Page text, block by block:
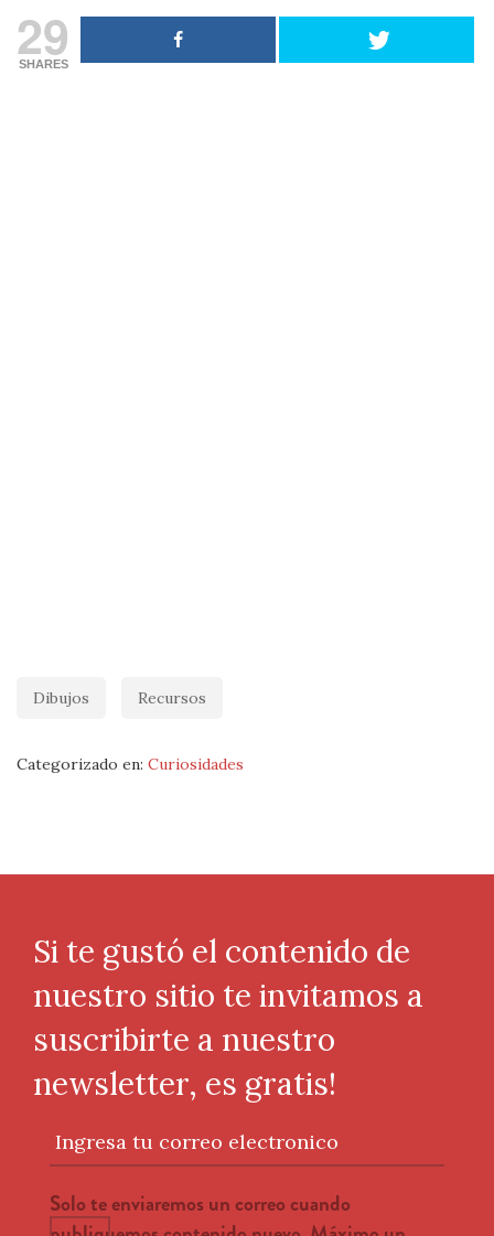
29
SHARES
Dibujos Recursos
Categorizado en: Curiosidades
Si te gustó el contenido de
nuestro sitio te invitamos a
suscribirte a nuestro
newsletter, es gratis!
Ingresa tu correo electronico
Solo te enviaremos un correo cuando